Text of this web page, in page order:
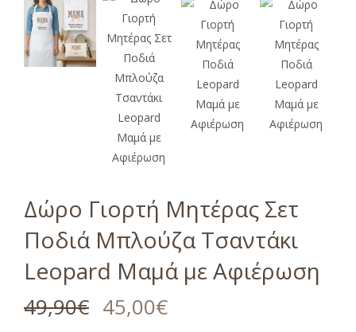
Δώρο Γιορτή Μητέρας Σετ
Ποδιά Μπλούζα Τσαντάκι
Leopard Μαμά με Αφιέρωση
49,90€ 45,00€